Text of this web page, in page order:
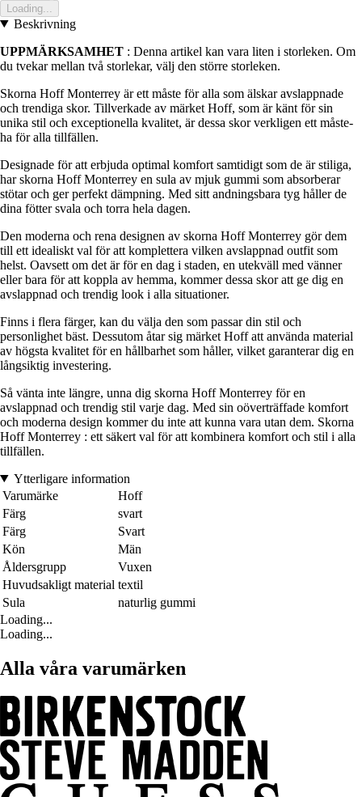
Loading...
Beskrivning
UPPMÄRKSAMHET : Denna artikel kan vara liten i storleken. Om
du tvekar mellan två storlekar, välj den större storleken.
Skorna Hoff Monterrey är ett måste för alla som älskar avslappnade
och trendiga skor. Tillverkade av märket Hoff, som är känt för sin
unika stil och exceptionella kvalitet, är dessa skor verkligen ett måste-
ha för alla tillfällen.
Designade för att erbjuda optimal komfort samtidigt som de är stiliga,
har skorna Hoff Monterrey en sula av mjuk gummi som absorberar
stötar och ger perfekt dämpning. Med sitt andningsbara tyg håller de
dina fötter svala och torra hela dagen.
Den moderna och rena designen av skorna Hoff Monterrey gör dem
till ett idealiskt val för att komplettera vilken avslappnad outfit som
helst. Oavsett om det är för en dag i staden, en utekväll med vänner
eller bara för att koppla av hemma, kommer dessa skor att ge dig en
avslappnad och trendig look i alla situationer.
Finns i flera färger, kan du välja den som passar din stil och
personlighet bäst. Dessutom åtar sig märket Hoff att använda material
av högsta kvalitet för en hållbarhet som håller, vilket garanterar dig en
långsiktig investering.
Så vänta inte längre, unna dig skorna Hoff Monterrey för en
avslappnad och trendig stil varje dag. Med sin oöverträffade komfort
och moderna design kommer du inte att kunna vara utan dem. Skorna
Hoff Monterrey : ett säkert val för att kombinera komfort och stil i alla
tillfällen.
Ytterligare information
Varumärke
Hoff
Färg
svart
Färg
Svart
Kön
Män
Åldersgrupp
Vuxen
Huvudsakligt material textil
Sula
naturlig gummi
Loading...
Loading...
Alla våra varumärken